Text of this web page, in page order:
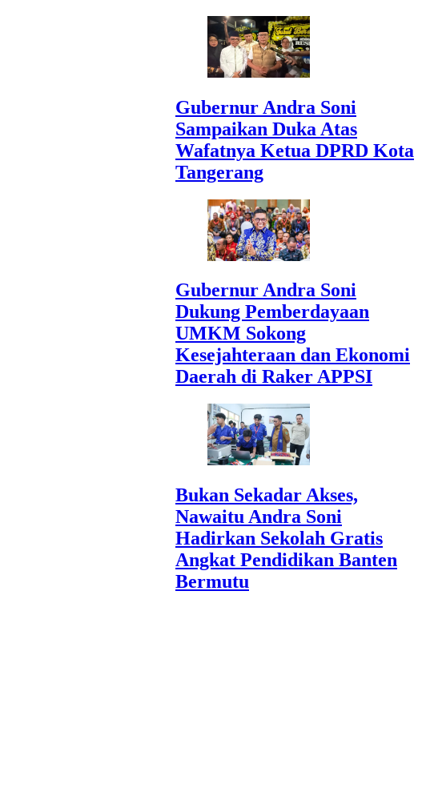
Gubernur Andra Soni
Sampaikan Duka Atas
Wafatnya Ketua DPRD Kota
Tangerang
Gubernur Andra Soni
Dukung Pemberdayaan
UMKM Sokong
Kesejahteraan dan Ekonomi
Daerah di Raker APPSI
Bukan Sekadar Akses,
Nawaitu Andra Soni
Hadirkan Sekolah Gratis
Angkat Pendidikan Banten
Bermutu